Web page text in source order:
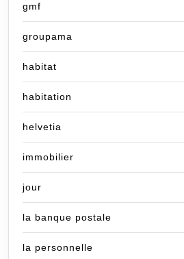
gmf
groupama
habitat
habitation
helvetia
immobilier
jour
la banque postale
la personnelle